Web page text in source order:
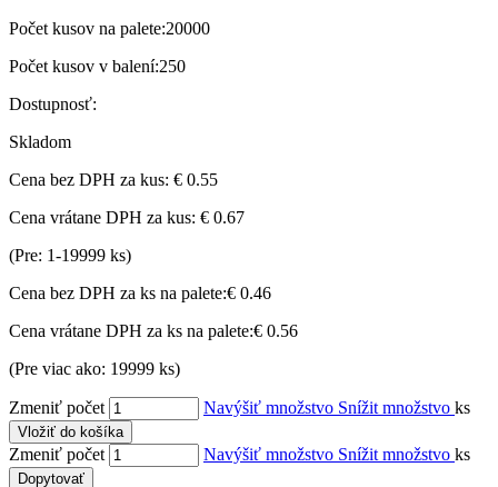
Počet kusov na palete:20000
Počet kusov v balení:250
Dostupnosť:
Skladom
Cena bez DPH za kus: € 0.55
Cena vrátane DPH za kus: € 0.67
(Pre: 1-19999 ks)
Cena bez DPH za ks na palete:€ 0.46
Cena vrátane DPH za ks na palete:€ 0.56
(Pre viac ako: 19999 ks)
Zmeniť počet Navýšiť množstvo Snížit množstvo ks
Vložiť do košíka
Zmeniť počet Navýšiť množstvo Snížit množstvo ks
Dopytovať